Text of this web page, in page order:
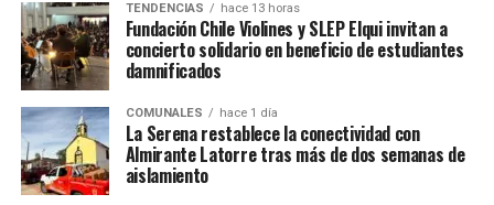
TENDENCIAS hace 13 horas
Fundación Chile Violines y SLEP Elqui invitan a
concierto solidario en beneficio de estudiantes
damnificados
COMUNALES hace 1 día
La Serena restablece la conectividad con
Almirante Latorre tras más de dos semanas de
aislamiento